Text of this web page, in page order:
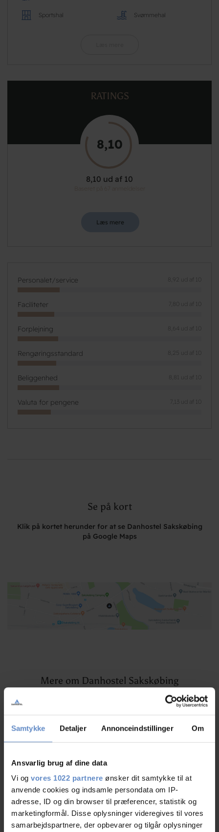
Samtykke Detaljer Annonceindstillinger Om
Ansvarlig brug af dine data
Vi og vores 1022 partnere ønsker dit samtykke til at
anvende cookies og indsamle persondata om IP-
adresse, ID og din browser til præferencer, statistik og
marketingformål. Disse oplysninger videregives til vores
samarbejdspartnere, der opbevarer og tilgår oplysninger
Sportshal Svømmehal
RATINGS
8,10
8,10 ud af 10
Læs mere
Personalet/service 8,92 ud af 10
Faciliteter 7,80 ud af 10
Forplejning 8,64 ud af 10
Rengøringsstandard 8,25 ud af 10
Beliggenhed 8,81 ud af 10
Valuta for pengene 7,13 ud af 10
Se på kort
Klik på kortet herunder for at se Danhostel Sakskøbing
på Google Maps
Mere om Danhostel Sakskøbing
Artikler, pressemeddelelser og spændende nyheder